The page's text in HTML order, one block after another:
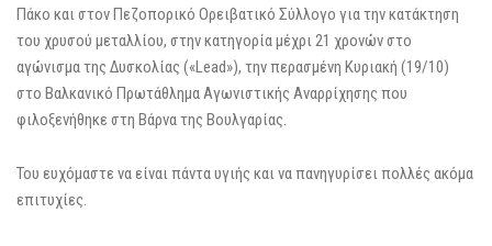
Πάκο και στον Πεζοπορικό Ορειβατικό Σύλλογο για την κατάκτηση
του χρυσού μεταλλίου, στην κατηγορία μέχρι 21 χρονών στο
αγώνισμα της Δυσκολίας («Lead»), την περασμένη Κυριακή (19/10)
στο Βαλκανικό Πρωτάθλημα Αγωνιστικής Αναρρίχησης που
φιλοξενήθηκε στη Βάρνα της Βουλγαρίας.
Του ευχόμαστε να είναι πάντα υγιής και να πανηγυρίσει πολλές ακόμα
επιτυχίες.